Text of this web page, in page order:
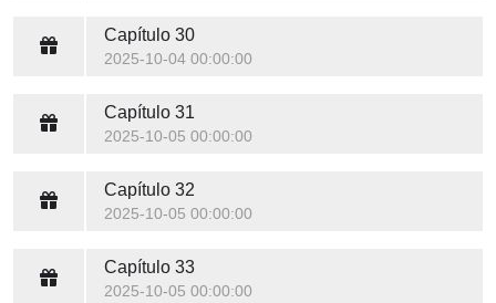
Capítulo 30
2025-10-04 00:00:00
Capítulo 31
2025-10-05 00:00:00
Capítulo 32
2025-10-05 00:00:00
Capítulo 33
2025-10-05 00:00:00